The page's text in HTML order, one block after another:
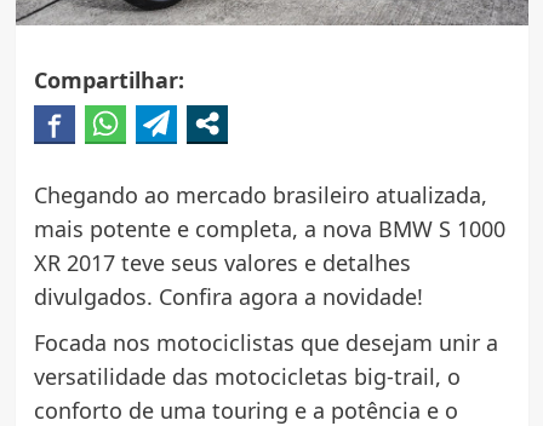
Compartilhar:
Chegando ao mercado brasileiro atualizada,
mais potente e completa, a nova BMW S 1000
XR 2017 teve seus valores e detalhes
divulgados. Confira agora a novidade!
Focada nos motociclistas que desejam unir a
versatilidade das motocicletas big-trail, o
conforto de uma touring e a potência e o